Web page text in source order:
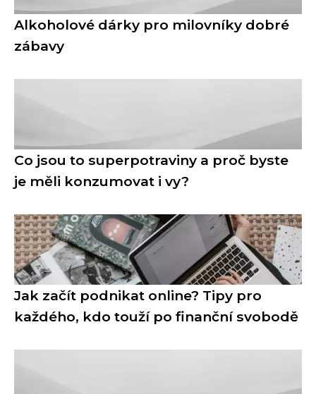
Alkoholové dárky pro milovníky dobré
zábavy
Co jsou to superpotraviny a proč byste
je měli konzumovat i vy?
Jak začít podnikat online? Tipy pro
každého, kdo touží po finanční svobodě